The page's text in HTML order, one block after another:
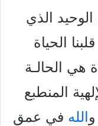
الذي
الحياة
هي الحالـة
المنطبع
الله في عمق